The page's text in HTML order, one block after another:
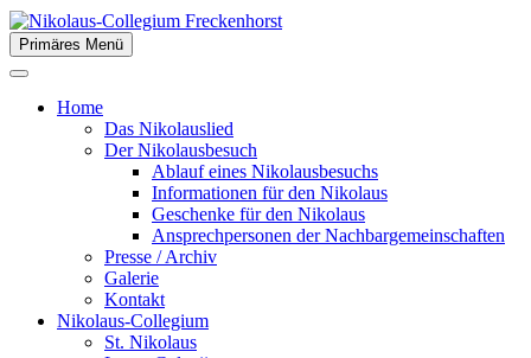
Zum
Inhalt
springen
Nikolaus-Collegium
Freckenhorst
der Stiftsstadt Freckenhorst e.V.
Primäres Menü
Home
Das Nikolauslied
Der Nikolausbesuch
Ablauf eines Nikolausbesuchs
Informationen für den Nikolaus
Geschenke für den Nikolaus
Ansprechpersonen der Nachbargemeinschaften
Presse / Archiv
Galerie
Kontakt
Nikolaus-Collegium
St. Nikolaus